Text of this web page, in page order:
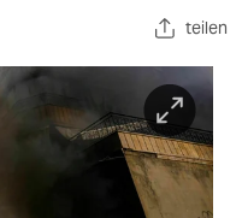
teilen